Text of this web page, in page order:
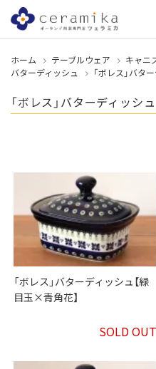
ホーム テーブルウェア
キャニ
バターディッシュ
「ボレス」バタ
「ボレス」バターディッシュ
「ボレス」バターディッシュ【緑
目玉×青角花】
SOLD OUT